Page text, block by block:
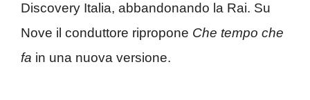
Discovery Italia, abbandonando la Rai. Su
Nove il conduttore ripropone Che tempo che
fa in una nuova versione.